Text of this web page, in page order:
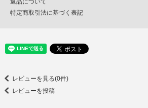
返品について
特定商取引法に基づく表記
レビューを見る(0件)
レビューを投稿